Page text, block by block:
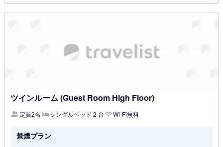
ツインルーム (Guest Room High Floor)
定員2名 シングルベッド 2 台 Wi-Fi無料
禁煙プラン